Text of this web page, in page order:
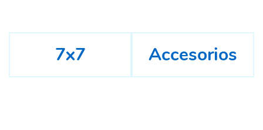
7x7 Accesorios